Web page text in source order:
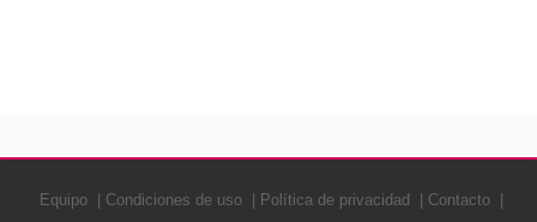
Equipo Condiciones de uso Política de privacidad Contacto